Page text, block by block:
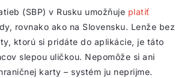
(SBP) v Rusku umožňuje platiť
rovnako ako na Slovensku. Lenže bez
ktorú si pridáte do aplikácie, je táto
slepou uličkou. Nepomôže si ani
karty – systém ju neprijme.